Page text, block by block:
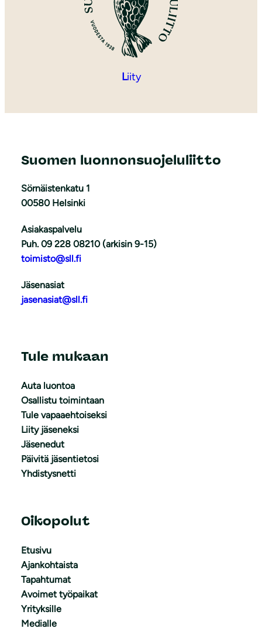
Liity
Suomen luonnonsuojeluliitto
Sörnäistenkatu 1
00580 Helsinki
Asiakaspalvelu
Puh. 09 228 08210 (arkisin 9-15)
toimisto@sll.fi
Jäsenasiat
jasenasiat@sll.fi
Tule mukaan
Auta luontoa
Osallistu toimintaan
Tule vapaaehtoiseksi
Liity jäseneksi
Jäsenedut
Päivitä jäsentietosi
Yhdistysnetti
Oikopolut
Etusivu
Ajankohtaista
Tapahtumat
Avoimet työpaikat
Yrityksille
Medialle